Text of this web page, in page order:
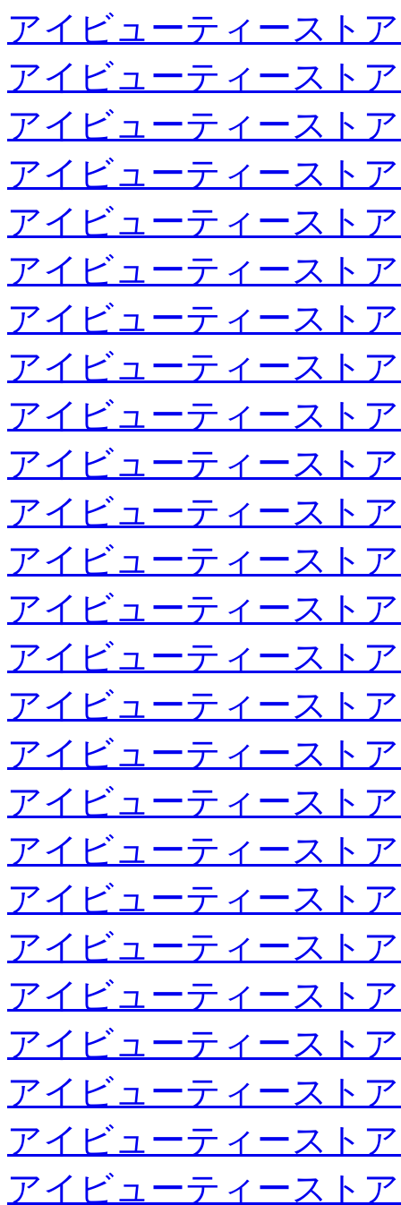
アイビューティースト
アイビューティースト
アイビューティースト
アイビューティースト
アイビューティースト
アイビューティースト
アイビューティースト
アイビューティースト
アイビューティースト
アイビューティースト
アイビューティースト
アイビューティースト
アイビューティースト
アイビューティースト
アイビューティースト
アイビューティースト
アイビューティースト
アイビューティースト
アイビューティースト
アイビューティースト
アイビューティースト
アイビューティースト
アイビューティースト
アイビューティースト
アイビューティースト